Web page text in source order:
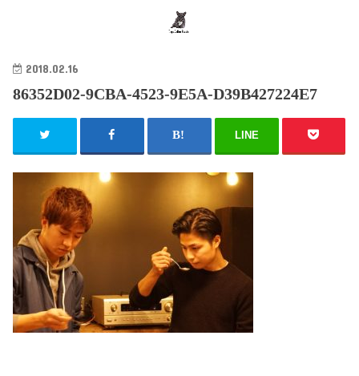
2018.02.16
86352D02-9CBA-4523-9E5A-D39B427224E7
LINE